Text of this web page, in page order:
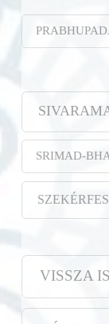
SRIMAD-
VISSZA